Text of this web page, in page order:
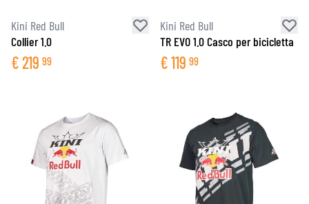
Kini Red Bull
Collier 1.0
€219 99
Kini Red Bull
TR EVO 1.0 Casco per bicicletta
€119 99